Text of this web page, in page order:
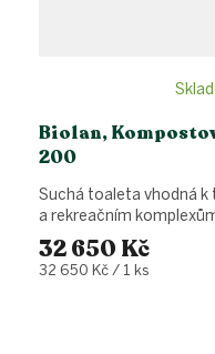
Biolan,
200
32 650 Kč
Měrná
32 650 Kč / 1 ks
Suchá toaleta vhodná
a rekreačním